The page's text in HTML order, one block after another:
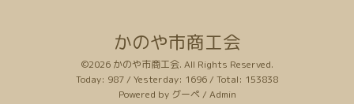
かのや市商工会
©2026 かのや市商工会. All Rights Reserved.
Today: 987/ Yesterday: 1696/ Total: 153838
Powered by グーペ / Admin